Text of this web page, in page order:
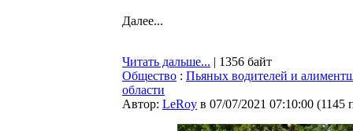
Далее...
Читать дальше... | 1356 байт
Общество : Пьяных водителей и
области
Автор: LeRoy в 07/07/2021 07:10:00 (1145